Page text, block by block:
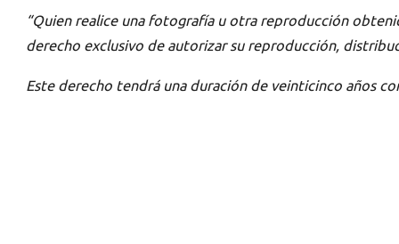
“Quien realice una fotografía u otra reproducción
derecho exclusivo de autorizar su reproducción,
Este derecho tendrá una duración de veinticinco años